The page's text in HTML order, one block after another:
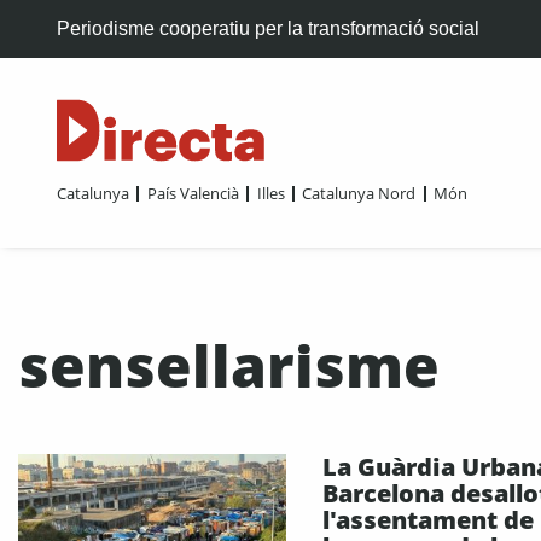
Periodisme cooperatiu per la transformació social
Catalunya País Valencià Illes Catalunya Nord Món
sensellarisme
La Guàrdia
Barcelona
l'assentament de